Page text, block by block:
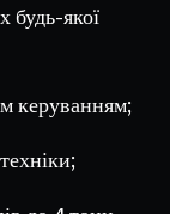
будь-якої
керуванням;